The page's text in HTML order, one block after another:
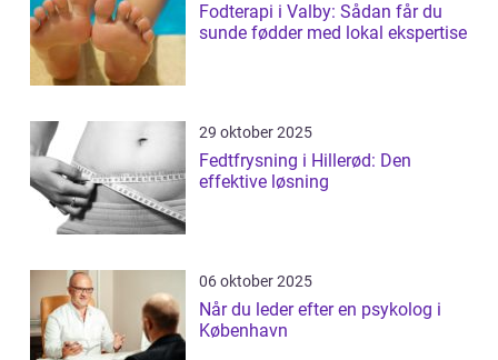
Fodterapi i Valby: Sådan får du
sunde fødder med lokal ekspertise
29 oktober 2025
Fedtfrysning i Hillerød: Den
effektive løsning
06 oktober 2025
Når du leder efter en psykolog i
København